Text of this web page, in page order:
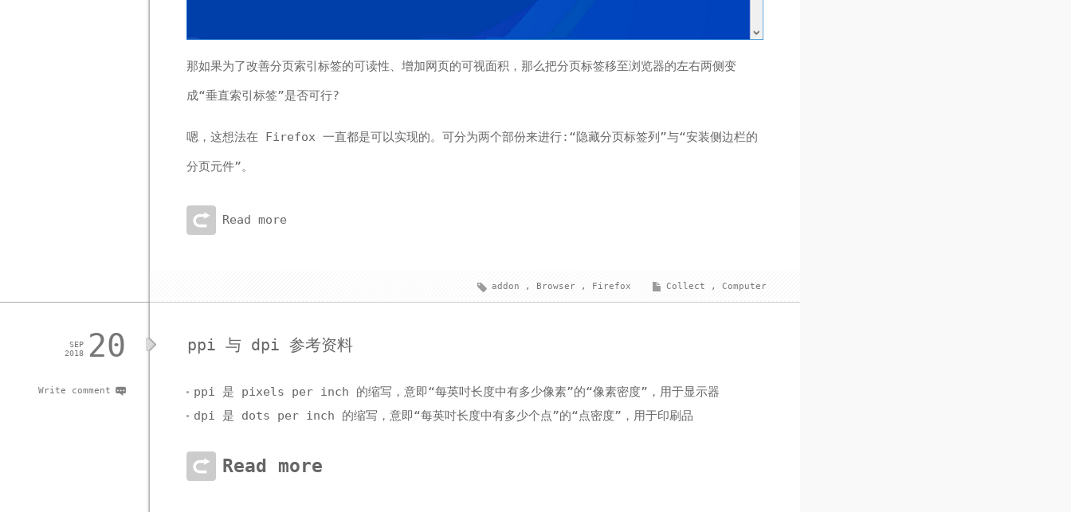
那如果为了改善分页索引标签的可读性、增加网页的可视面积，那么把分页标签移至浏览器的左右两侧变
成“垂直索引标签”是否可行?
嗯，这想法在 Firefox 一直都是可以实现的。可分为两个部份来进行:“隐藏分页标签列”与“安装侧边栏的
分页元件”。
Read more
Collect , Computer
addon , Browser , Firefox
ppi 与 dpi 参考资料
ppi 是 pixels per inch 的缩写，意即“每英吋长度中有多少像素”的“像素密度”，用于显示器
dpi 是 dots per inch 的缩写，意即“每英吋长度中有多少个点”的“点密度”，用于印刷品
Read more
20
SEP
2018
Write comment